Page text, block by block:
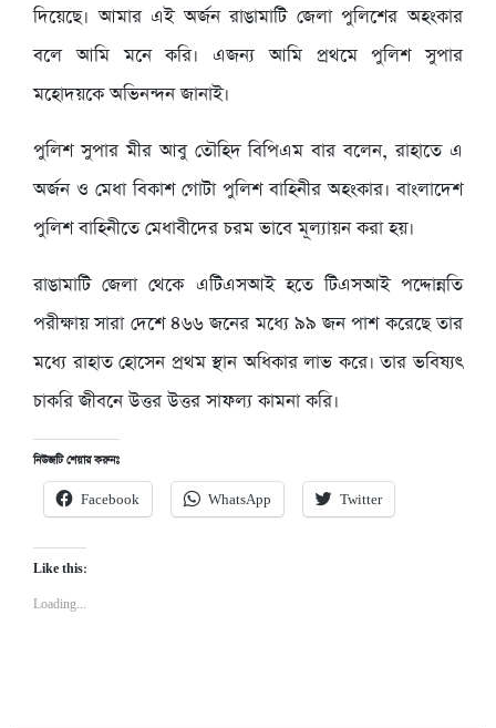
দিয়েছে। আমার এই অর্জন রাঙামাটি জেলা পুলিশের অহংকার
বলে আমি মনে করি। এজন্য আমি প্রথমে পুলিশ সুপার
মহোদয়কে অভিনন্দন জানাই।
পুলিশ সুপার মীর আবু তৌহিদ বিপিএম বার বলেন, রাহাতে এ
অর্জন ও মেধা বিকাশ গোটা পুলিশ বাহিনীর অহংকার। বাংলাদেশ
পুলিশ বাহিনীতে মেধাবীদের চরম ভাবে মূল্যায়ন করা হয়।
রাঙামাটি জেলা থেকে এটিএসআই হতে টিএসআই পদ্দোন্নতি
পরীক্ষায় সারা দেশে ৪৬৬ জনের মধ্যে ৯৯ জন পাশ করেছে তার
মধ্যে রাহাত হোসেন প্রথম স্থান অধিকার লাভ করে। তার ভবিষ্যৎ
চাকরি জীবনে উত্তর উত্তর সাফল্য কামনা করি।
নিউজটি শেয়ার করুনঃ
Facebook WhatsApp Twitter
Like this:
Loading...